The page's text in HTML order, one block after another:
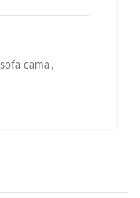
cama ,